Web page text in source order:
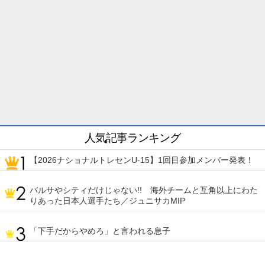
人気記事ランキング
【2026ナショナルトレセンU-15】1回目参加メンバー発表！
バルサやシティだけじゃない!! 海外チームと互角以上にわた
りあった日本人選手たち／ジュニサカMIP
「下手だからやめろ」と言われる息子